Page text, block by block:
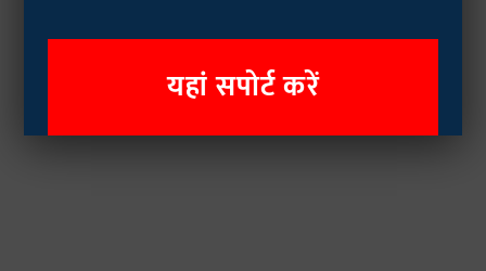
यहां सपोर्ट करें